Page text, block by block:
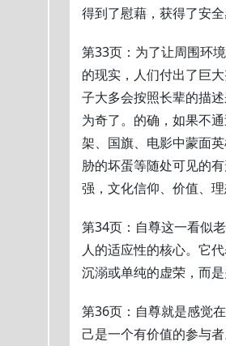
得到了慰藉，获得了安全
第33页：为了让周围环
的现实，人们付出了巨
子大多会按照长辈的描
为奇了。的确，如果不
架、国旗、电影中蒙面
胁的坏蛋等随处可见的
强，文化信仰、价值、理
第34页：自尊这一看似
人的适应性的核心。它
沉溺或单纯的虚荣，而是
第36页：自尊就是感觉
己是一个有价值的参与